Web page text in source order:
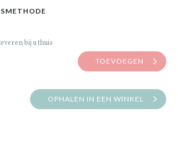
bij u thuis
TOEVOEGEN
OPHALEN IN EEN WINKEL